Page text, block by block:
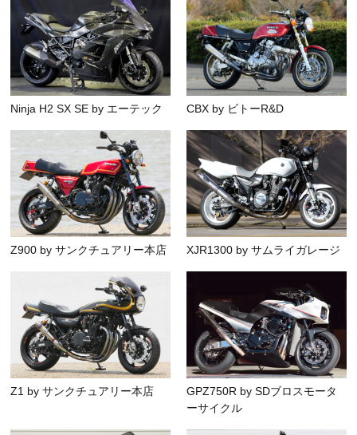
Ninja H2 SX SE by エーテック CBX by ビトーR&D
Z900 by サンクチュアリー本店 XJR1300 by サムライガレージ
Z1 by サンクチュアリー本店
GPZ750R by SDブロスモータ
ーサイクル